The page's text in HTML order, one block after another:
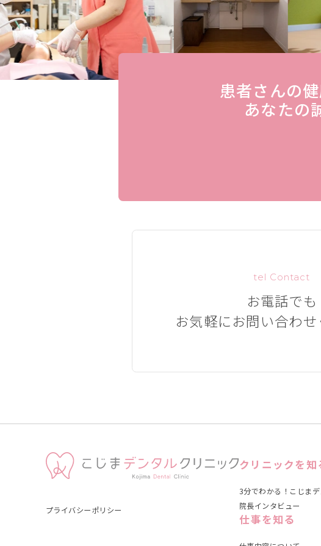
患者さんの
あなたの
tel Contact
お電話でも
お気軽にお問い合わせ
プライバシーポリシー
クリニックを知
3分でわかる！こじま
院長インタビュー
仕事を知る